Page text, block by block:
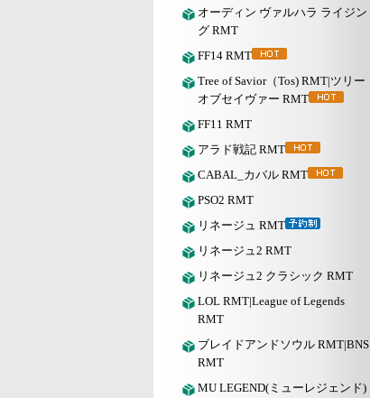
オーディン ヴァルハラ ライジン
グ RMT
FF14 RMT
Tree of Savior（Tos) RMT|ツリー
オブセイヴァー RMT
FF11 RMT
アラド戦記 RMT
CABAL_カバル RMT
PSO2 RMT
リネージュ RMT
リネージュ2 RMT
リネージュ2 クラシック RMT
LOL RMT|League of Legends
RMT
ブレイドアンドソウル RMT|BNS
RMT
MU LEGEND(ミューレジェンド)